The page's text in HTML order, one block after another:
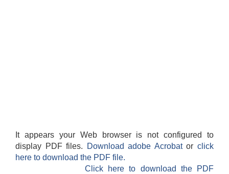
It appears your Web browser is not configured to
display PDF files.
Download adobe Acrobatorclick
here to download the PDF file.
Click here to download the PDF